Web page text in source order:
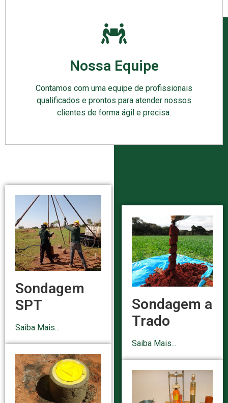
Nossa Equipe
Contamos com uma equipe de profissionais
qualificados e prontos para atender nossos
clientes de forma ágil e precisa.
Sondagem
SPT
Saiba Mais...
Sondagem a
Trado
Saiba Mais...